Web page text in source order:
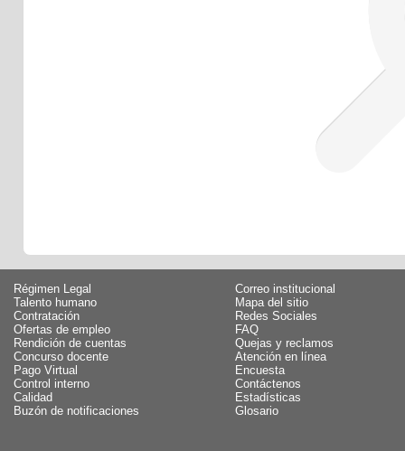
Régimen Legal
Talento humano
Contratación
Ofertas de empleo
Rendición de cuentas
Concurso docente
Pago Virtual
Control interno
Calidad
Buzón de notificaciones
Correo institucional
Mapa del sitio
Redes Sociales
FAQ
Quejas y reclamos
Atención en línea
Encuesta
Contáctenos
Estadísticas
Glosario